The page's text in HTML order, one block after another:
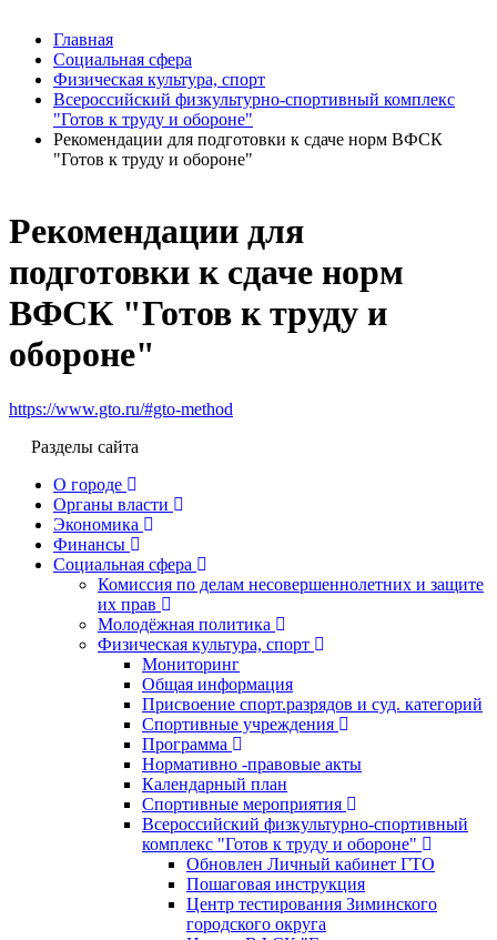
Рекомендации для
подготовки к сдаче норм
ВФСК "Готов к труду и
обороне"
https://www.gto.ru/#gto-method
Разделы сайта
О городе
Органы власти
Экономика
Финансы
Социальная сфера
Комиссия по делам несовершеннолетних и защите
их прав
Молодёжная политика
Физическая культура, спорт
Мониторинг
Общая информация
Присвоение спорт.разрядов и суд. категорий
Спортивные учреждения
Программа
Нормативно -правовые акты
Календарный план
Спортивные мероприятия
Всероссийский физкультурно-спортивный
комплекс "Готов к труду и обороне"
Обновлен Личный кабинет ГТО
Пошаговая инструкция
Центр тестирования Зиминского
городского округа
Главная
Социальная сфера
Физическая культура, спорт
Всероссийский физкультурно-спортивный комплекс
"Готов к труду и обороне"
Рекомендации для подготовки к сдаче норм ВФСК
"Готов к труду и обороне"